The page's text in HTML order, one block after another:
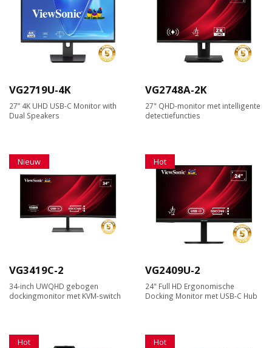
VG2719U-4K
27” 4K UHD USB-C Monitor with
Dual Speakers
VG2748A-2K
27" QHD-monitor met intelligente
detectiefuncties
Nieuw
VG3419C-2
34-inch UWQHD gebogen
dockingmonitor met KVM-switch
Hot
VG2409U-2
24" Full HD Ergonomische
Docking Monitor met USB-C Hub
Hot Hot